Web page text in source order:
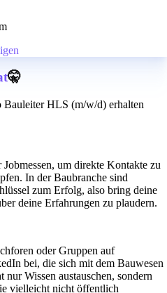
🤫
Bauleiter HLS (m/w/d) erhalten
um direkte Kontakte zu
In der Baubranche sind
zum Erfolg, also bring deine
deine Erfahrungen zu plaudern.
oder Gruppen auf
bei, die sich mit dem Bauwesen
Wissen austauschen, sondern
vielleicht nicht öffentlich